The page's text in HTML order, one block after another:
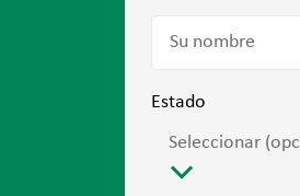
Estado
Seleccionar